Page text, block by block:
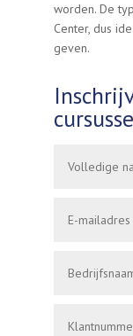
worden. De
Center, dus
geven.